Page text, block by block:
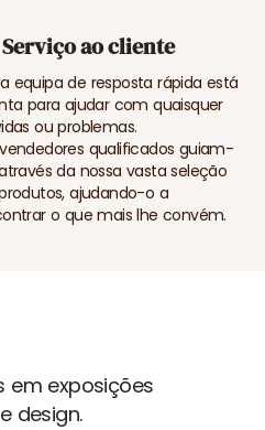
Serviço ao cliente
equipa de resposta rápida está
para ajudar com quaisquer
ou problemas.
qualificados guiam-
da nossa vasta seleção
ajudando-o a
o que mais lhe convém.
em exposições
design.